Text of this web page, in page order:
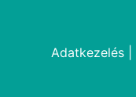
Adatkezelés|